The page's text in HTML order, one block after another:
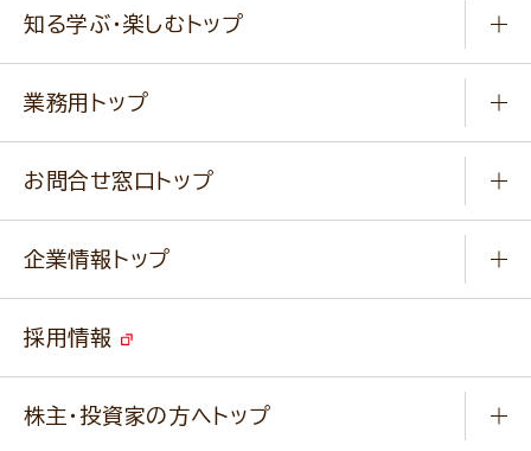
健康食品・他
新商品・リニューアル商品
通販サイト一覧
作り方動画
みなさまのレシピはこちら
知る学ぶ・楽しむトップ
ふっくらパンをつくりましょう
キャンペーン
業務用トップ
ニップンの アマニ 業務用サイト
ベジカフェブランドサイト
お問合せ窓口トップ
改善事例
業務用商品のお問合せ
企業情報トップ
事業紹介
採用情報
株主・投資家の方へトップ